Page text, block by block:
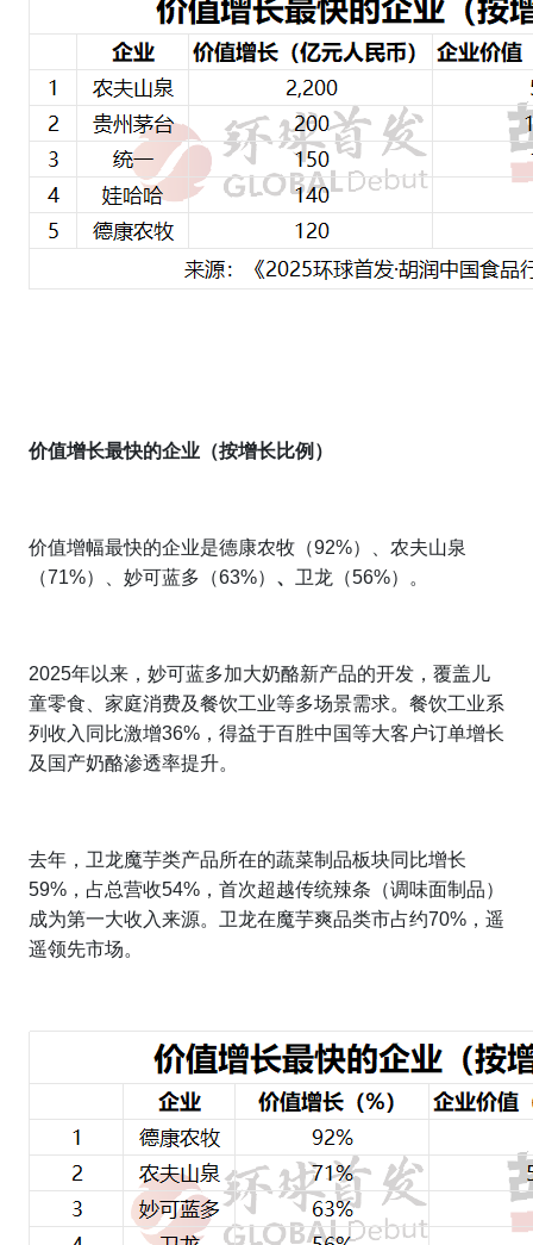
价值增长最快的企业（按增长比例）
价值增幅最快的企业是德康农牧（92%）、农夫山泉
（71%）、妙可蓝多（63%） 、 卫龙（56%）。
2025年以来，妙可蓝多加大奶酪新产品的开发，覆盖儿
童零食、家庭消费及餐饮工业等多场景需求。餐饮工业系
列收入同比激增36%，得益于百胜中国等大客户订单增长
及国产奶酪渗透率提升。
去年，卫龙魔芋类产品所在的蔬菜制品板块同比增长
59%，占总营收54%，首次超越传统辣条（调味面制品）
成为第一大收入来源。卫龙在魔芋爽品类市占约70%，遥
遥领先市场。